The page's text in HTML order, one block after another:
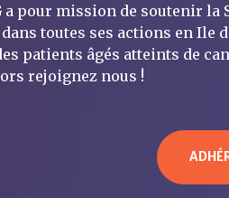
a pour mission de soutenir la
dans toutes ses actions en Ile
patients âgés atteints de
rejoignez nous !